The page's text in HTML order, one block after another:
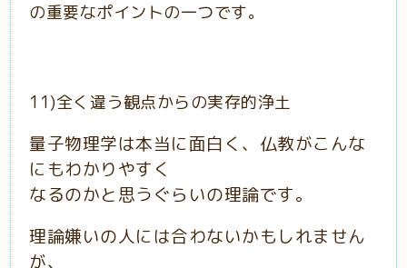
の重要なポイントの一つです。
11)全く違う観点からの実存的浄土
量子物理学は本当に面白く、仏教がこんな
にもわかりやすく
なるのかと思うぐらいの理論です。
理論嫌いの人には合わないかもしれません
が、